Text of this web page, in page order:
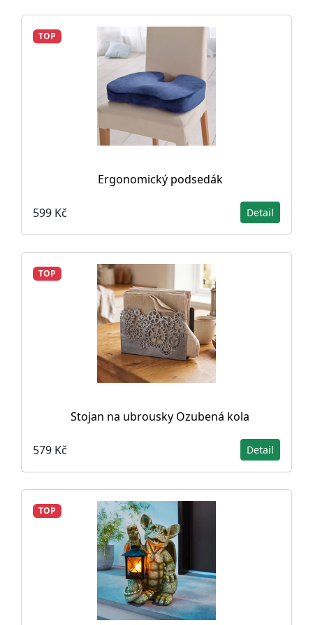
TOP
Ergonomický podsedák
599 Kč Detail
TOP
Stojan na ubrousky Ozubená kola
579 Kč Detail
TOP